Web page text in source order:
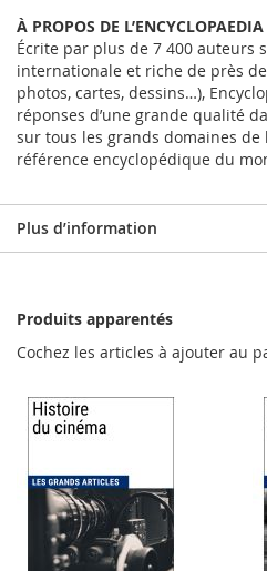
À PROPOS DE
Écrite par plus de 7 400 auteurs
internationale et riche de près
photos, cartes, dessins…),
réponses d’une grande qualité
sur tous les grands domaines de
référence encyclopédique du
Plus d’information
Produits apparentés
Cochez les articles à ajouter au